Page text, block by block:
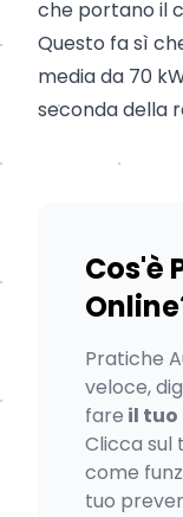
che portano il
Questo fa sì
media da 70
seconda della
Cos'è
Pratiche
veloce,
fare il
Clicca sul
come
tuo